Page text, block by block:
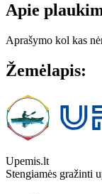
Apie
Aprašymo kol kas
Žemėlapis:
+
−
Upemis.lt
Stengiamės gražinti